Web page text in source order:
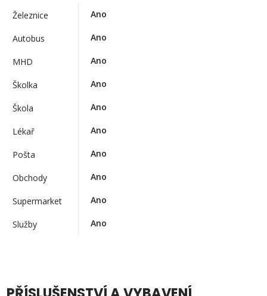
Železnice Ano
Autobus Ano
MHD Ano
Školka Ano
Škola Ano
Lékař Ano
Pošta Ano
Obchody Ano
Supermarket Ano
Služby Ano